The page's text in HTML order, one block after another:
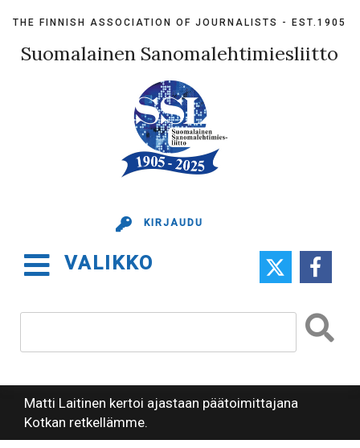
content
THE FINNISH ASSOCIATION OF JOURNALISTS - EST.1905
Suomalainen Sanomalehtimiesliitto
KIRJAUDU
VALIKKO
Matti Laitinen kertoi ajastaan päätoimittajana
Kotkan retkellämme.